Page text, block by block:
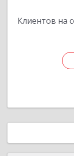
Клиентов на